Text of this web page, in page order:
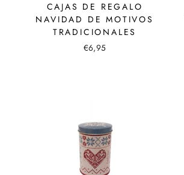
CAJAS DE REGALO
NAVIDAD DE MOTIVOS
TRADICIONALES
€6,95